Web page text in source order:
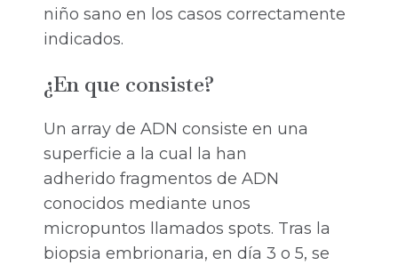
niño sano en los casos correctamente
indicados.
¿En que consiste?
Un array de ADN consiste en una
superficie a la cual la han
adherido fragmentos de ADN
conocidos mediante unos
micropuntos llamados spots. Tras la
biopsia embrionaria, en día 3 o 5, se